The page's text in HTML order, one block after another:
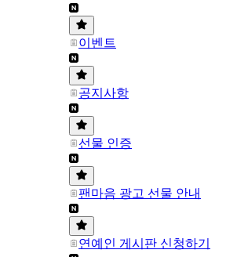
이벤트
공지사항
선물 인증
팬마음 광고 선물 안내
연예인 게시판 신청하기